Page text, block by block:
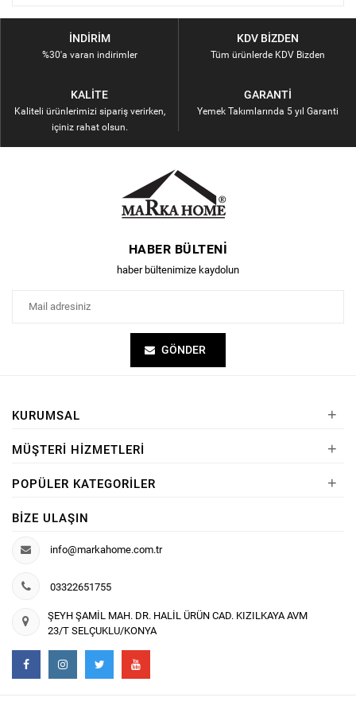
İNDIRIM
%30'a varan indirimler
KDV BIZDEN
Tüm ürünlerde KDV Bizden
KALITE
Kaliteli ürünlerimizi sipariş verirken,
içiniz rahat olsun.
GARANTI
Yemek Takımlarında 5 yıl Garanti
HABER BÜLTENI
haber bültenimize kaydolun
GÖNDER
KURUMSAL +
MÜŞTERI HIZMETLERI +
POPÜLER KATEGORILER +
BIZE ULAŞIN
info@markahome.com.tr
03322651755
ŞEYH ŞAMİL MAH. DR. HALİL ÜRÜN CAD. KIZILKAYA AVM
23/T SELÇUKLU/KONYA